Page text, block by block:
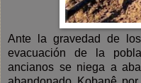
Ante la gravedad de
evacuación de la
ancianos se niega a